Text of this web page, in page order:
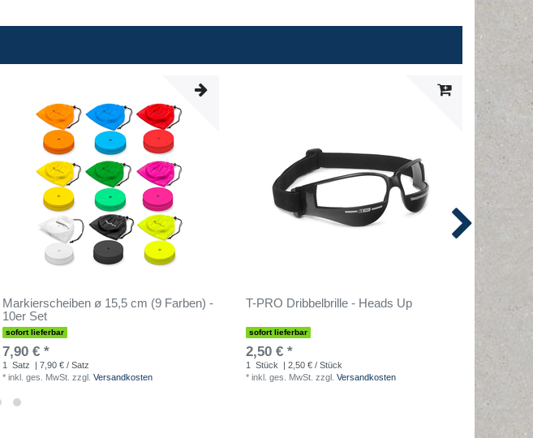
Markierscheiben ø 15,5 cm (9 Farben) -
10er Set
sofort lieferbar
7,90 € *
1 Satz
| 7,90 € / Satz
* inkl. ges. MwSt. zzgl. Versandkosten
T-PRO Dribbelbrille - Heads Up
sofort lieferbar
2,50 € *
1 Stück
| 2,50 € / Stück
* inkl. ges. MwSt. zzgl. Versandkosten
Seiten